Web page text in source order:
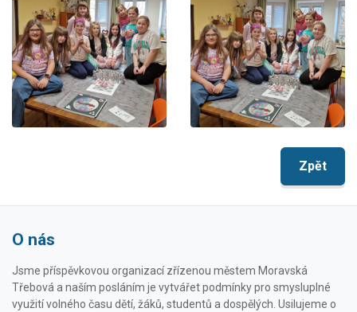
Zpět
O nás
Jsme příspěvkovou organizací zřízenou městem Moravská
Třebová a naším posláním je vytvářet podmínky pro smysluplné
využití volného času dětí, žáků, studentů a dospělých. Usilujeme o